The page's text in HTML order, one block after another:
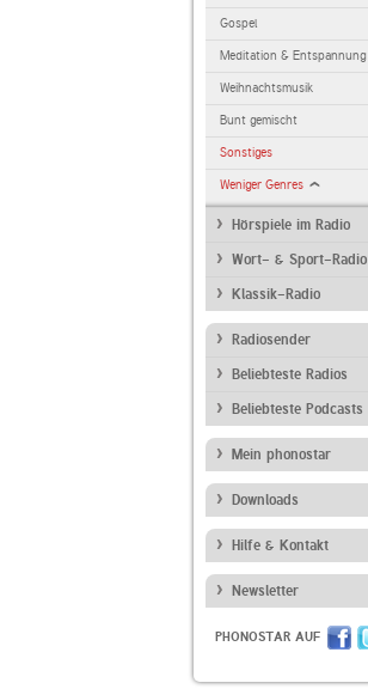
Gospel
Meditation & Entspannung
Weihnachtsmusik
Bunt gemischt
Sonstiges
Weniger Genres
Hörspiele im Radio
Wort- & Sport-Radio
Klassik-Radio
Radiosender
Beliebteste Radios
Beliebteste Podcasts
Mein phonostar
Downloads
Hilfe & Kontakt
Newsletter
PHONOSTAR AUF